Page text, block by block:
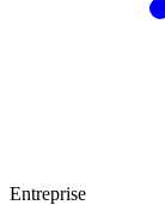
Entreprise